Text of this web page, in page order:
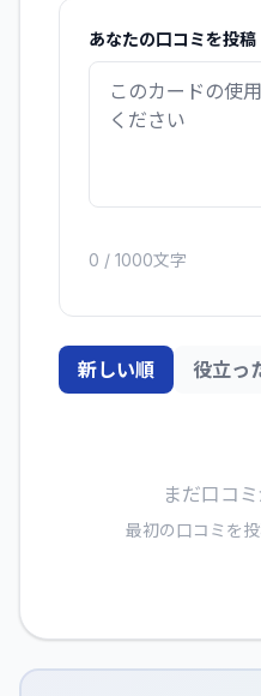
あなたの口コミを投稿
0 / 1000文字
新しい順 役立っ
まだ口コ
最初の口コミを